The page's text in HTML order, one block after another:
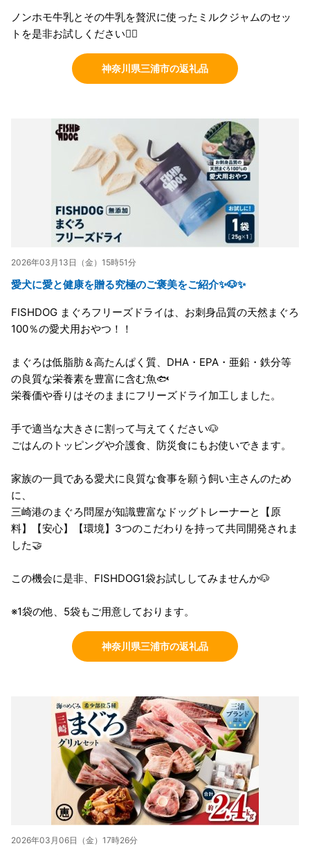
ノンホモ牛乳とその牛乳を贅沢に使ったミルクジャムのセッ
トを是非お試しください💁‍♀️
神奈川県三浦市の返礼品
2026年03月13日（金）15時51分
愛犬に愛と健康を贈る究極のご褒美をご紹介✨🐶✨
FISHDOG まぐろフリーズドライは、お刺身品質の天然まぐろ
100％の愛犬用おやつ！！
まぐろは低脂肪＆高たんぱく質、DHA・EPA・亜鉛・鉄分等
の良質な栄養素を豊富に含む魚🐟
栄養価や香りはそのままにフリーズドライ加工しました。
手で適当な大きさに割って与えてください🐶
ごはんのトッピングや介護食、防災食にもお使いできます。
家族の一員である愛犬に良質な食事を願う飼い主さんのため
に、
三崎港のまぐろ問屋が知識豊富なドッグトレーナーと【原
料】【安心】【環境】3つのこだわりを持って共同開発されま
した🤝
この機会に是非、FISHDOG1袋お試ししてみませんか🐶
※1袋の他、5袋もご用意しております。
神奈川県三浦市の返礼品
2026年03月06日（金）17時26分